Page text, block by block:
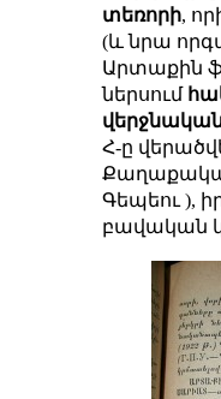
տեռորի,
(և նրա
Արտաքին
ներսում
Հ-ը
Գեպեու ),
բավական